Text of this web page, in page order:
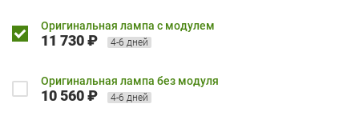
Оригинальная лампа с модулем
11 730 ₽ 4-6 дней
Оригинальная лампа без модуля
10 560 ₽ 4-6 дней